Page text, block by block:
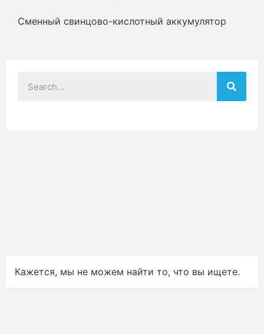
Сменный свинцово-кислотный аккумулятор
Кажется, мы не можем найти то, что вы ищете.